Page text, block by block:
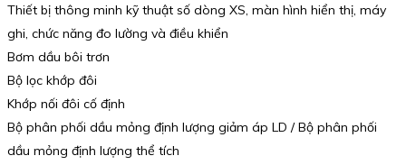
Thiết bị thông minh kỹ thuật số dòng XS, màn hình hiển thị, máy
ghi, chức năng đo lường và điều khiển
Bơm dầu bôi trơn
Bộ lọc khớp đôi
Khớp nối đôi cố định
Bộ phân phối dầu mỏng định lượng giảm áp LD / Bộ phân phối
dầu mỏng định lượng thể tích